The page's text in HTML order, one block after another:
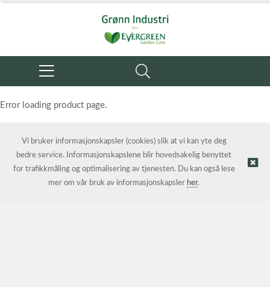
Error loading product page.
© Grønn Industri AS | Nettbutikk levert avKréatif AS
Vi bruker informasjonskapsler (cookies) slik at vi kan yte deg
bedre service. Informasjonskapslene blir hovedsakelig benyttet
for trafikkmåling og optimalisering av tjenesten. Du kan også lese
mer om vår bruk av informasjonskapsler her.